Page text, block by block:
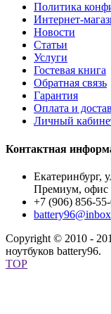
Политика
Интернет-
Новости
Статьи
Услуги
Гостевая книга
Обратная связь
Гарантия
Оплата и
Личный
Контактная
Екатеринбург,
Премиум, офис
+7 (906) 856-
Copyright © 2010 -
ноутбуков battery96.
TOP